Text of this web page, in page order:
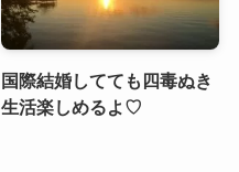
国際結婚してても四毒ぬき
生活楽しめるよ♡